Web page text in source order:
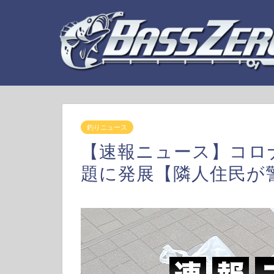
釣りニュース
【速報ニュース】コ
題に発展【隣人住民が